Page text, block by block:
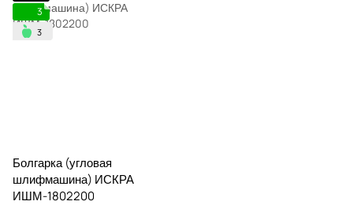
3
Болгарка (угловая
шлифмашина) ИСКРА
ИШМ-1802200